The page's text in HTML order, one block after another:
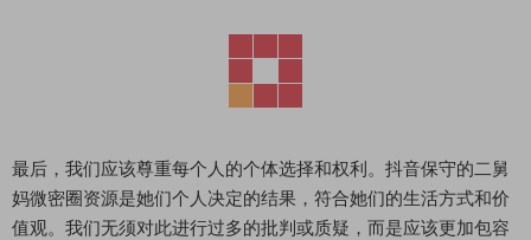
最后，我们应该尊重每个人的个体选择和权利。抖音保守的二舅
妈微密圈资源是她们个人决定的结果，符合她们的生活方式和价
值观。我们无须对此进行过多的批判或质疑，而是应该更加包容